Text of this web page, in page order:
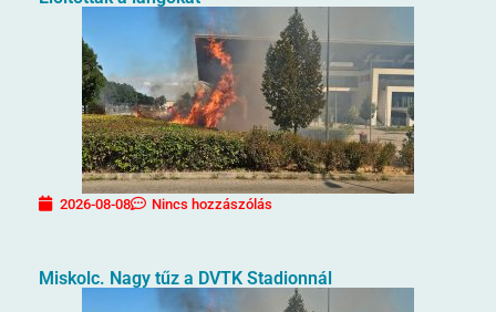
2026-08-08 Nincs hozzászólás
Miskolc. Nagy tűz a DVTK Stadionnál